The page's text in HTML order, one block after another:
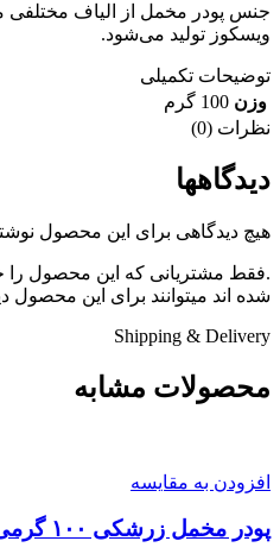
جنس پودر مخمل از الیاف مختلفی
ویسکوز تولید می‌شود.
توضیحات تکمیلی
وزن 100 گرم
نظرات (0)
دیدگاهها
هیچ دیدگاهی برای این محصول
.فقط مشتریانی که این محصول را
شده اند میتوانند برای این محصول
Shipping & Delivery
محصولات مشابه
افزودن به مقایسه
پودر مخمل زرشکی ۱۰۰ گرمی